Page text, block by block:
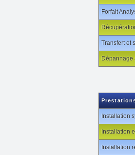
Forfait
Transfert et
Dépannage
Installation
Installation
Installation